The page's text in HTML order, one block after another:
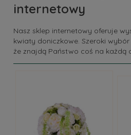
internetowy
Nasz sklep internetowy oferuje
kwiaty doniczkowe. Szeroki
że znajdą Państwo coś na każdą